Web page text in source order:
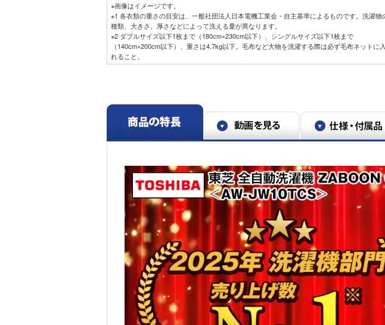
※画像はイメージです。
※1 各衣類の重さの目安は、一般社団法人日本電機工業会・自主基準によるものです。洗濯物
種類、大きさ、厚さなどによって洗える量が異なります。
※2 ダブルサイズ以下1枚まで（180cm×230cm以下）、シングルサイズ以下1枚まで
（140cm×200cm以下）、重さは4.7kg以下。毛布など大物を洗濯する際は必ず毛布ネットに入
れること。
※3 東芝全自動洗濯機において。2025年3月時点。
※6 週1回6カ月着用し、6カ月相当保管した場合の水道水での洗浄と抗菌ウルトラファインバブ
ル洗浄Wの標準コースで5kg洗濯時の比較。
※7 【柔らかさについて】柔軟剤を用いて洗濯、部屋干し後のバスタオルを50%に圧縮した際の
荷重を水道水での洗浄の標準コース（すすぎ）と抗菌ウルトラファインバブル洗浄Wの標準コ
柔軟剤を使用してバスタオルを洗浄し、部屋干し後の香りを一般財団法人東海技術センター
て、臭気判定士による官能試験で評価。衣類や柔軟剤の量・種類などによって効果は異なり
※8 画像はAW-10VP4/10DP4です。説明用に透明カバーを使用しており、実際の商品とは異なり
ます。Ag+抗菌水ユニットの内蔵箇所・形状は商品によって異なります。
※9 年間洗濯回数548回にて計算。標準使用期間・保証期間とは異なる。取り外しや交換が必要
な際は東芝生活家電ご相談センターにお問い合わせください。
※10 購入時はOFF設定。運転時間が追加になる。試験方法：洗濯槽・水槽に有機物と共に付
させた菌、カビの減少率測定。除菌・カビ抑制方法：「自動お掃除」モードでの洗濯槽・水
の洗浄による。対象部分：洗濯槽・水槽。結果：菌、カビの減少率99％以上。
※11 運転音の表示はJEMA洗濯機性能評価基準による（洗濯行程において）
※12 液体のおしゃれ着用中性洗剤をお使いください。衣類によっては洗えないものもあり。衣
類の表示、専用洗剤及び洗濯機の説明をよく読んでご使用ください。家庭用のドライマーク洗
剤又はおしゃれ着洗いの中性洗剤(蛍光剤無配合)を必ずお使いください。水を使わない「ドラ
イクリーニング」とは異なる。
※13 3日間同じ作業着で作業後、手洗いなどを行わず1時間のつけおき洗いコースで洗濯。